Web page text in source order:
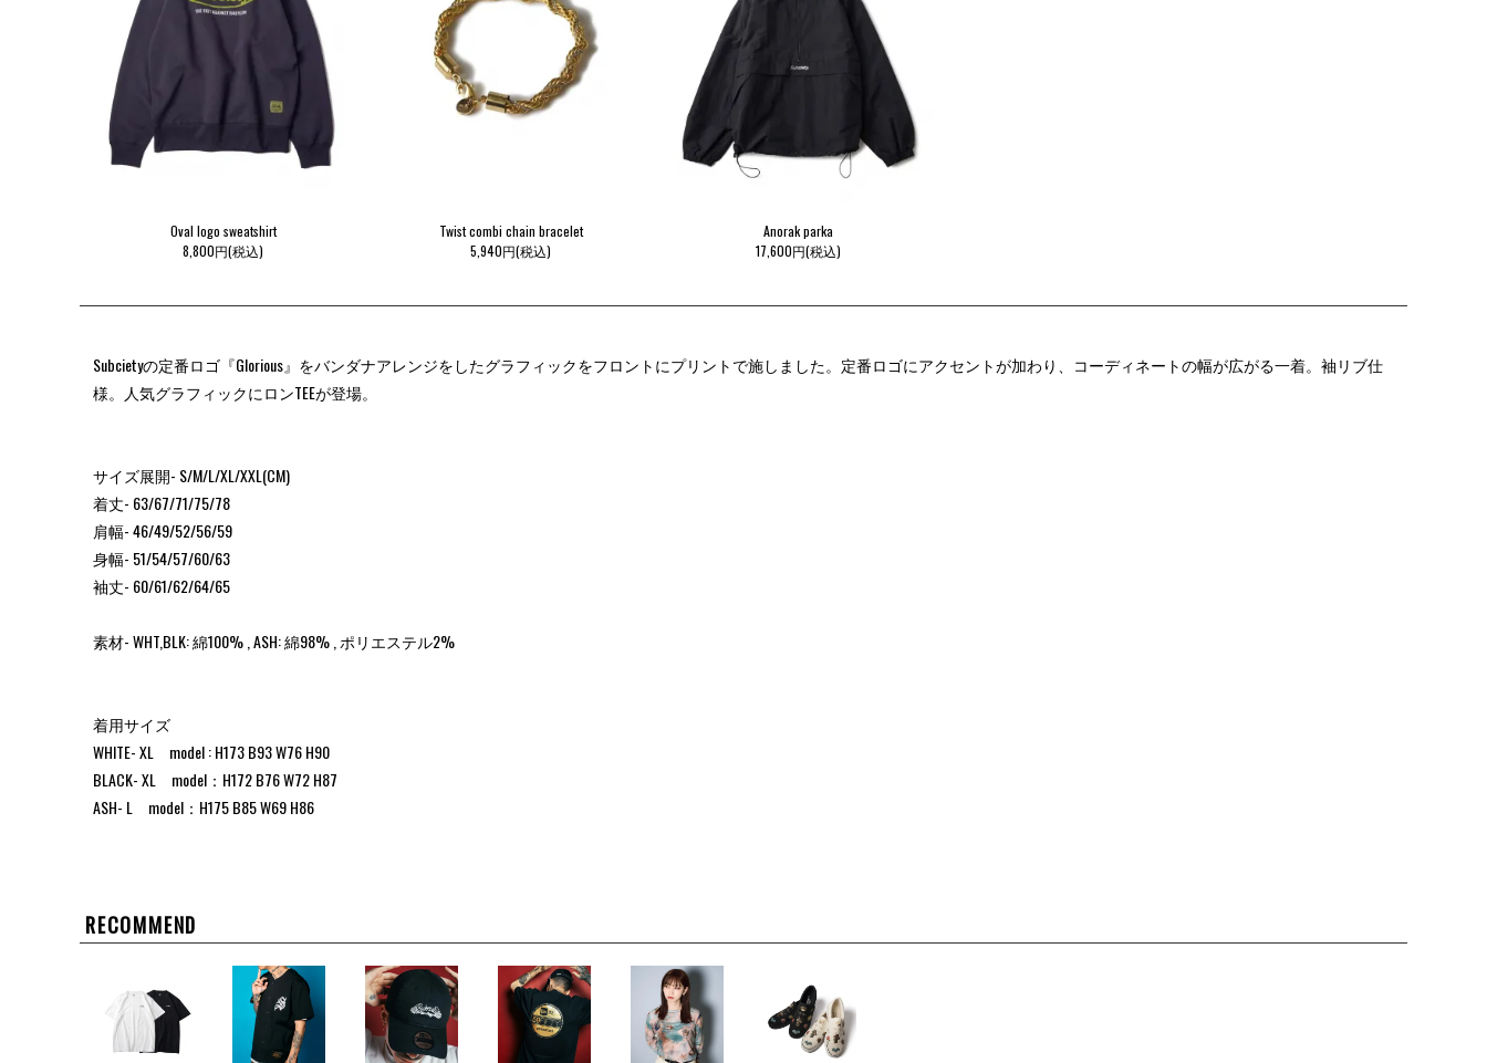
Oval logo sweatshirt
8,800円(税込)
Twist combi chain bracelet
5,940円(税込)
Anorak parka
17,600円(税込)
Subcietyの定番ロゴ『Glorious』をバンダナアレンジをしたグラフィックをフロントにプリントで施しました。定番ロゴにアクセントが加わり、コーディネートの幅が広がる一着。袖リブ仕
様。人気グラフィックにロンTEEが登場。
サイズ展開- S/M/L/XL/XXL(CM)
着丈- 63/67/71/75/78
肩幅- 46/49/52/56/59
身幅- 51/54/57/60/63
袖丈- 60/61/62/64/65
素材- WHT,BLK: 綿100% , ASH: 綿98% , ポリエステル2%
着用サイズ
WHITE- XL model : H173 B93 W76 H90
BLACK- XL model：H172 B76 W72 H87
ASH- L model：H175 B85 W69 H86
RECOMMEND